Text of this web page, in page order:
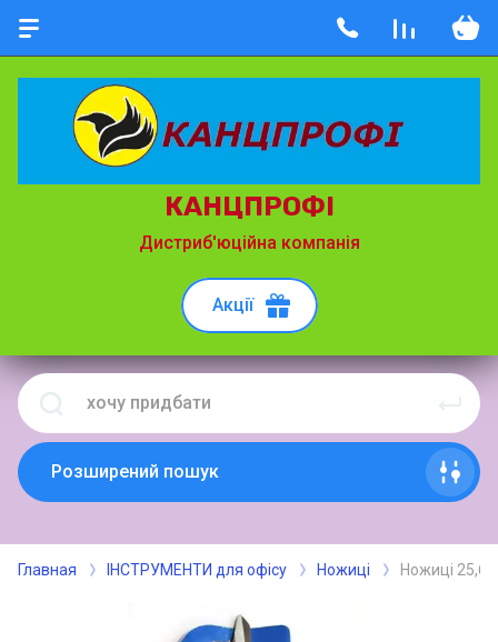
КАНЦПРОФІ
Дистриб'юційна компанія
Акції
Розширений пошук
Главная ІНСТРУМЕНТИ для офісу Ножиці Ножиці